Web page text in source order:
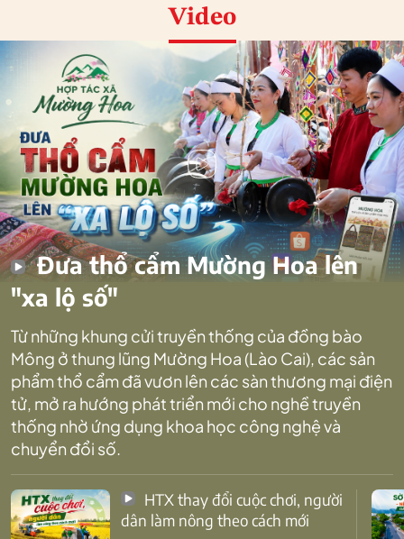
Video
Đưa thổ cẩm Mường Hoa lên
"xa lộ số"
Từ những khung cửi truyền thống của đồng bào
Mông ở thung lũng Mường Hoa (Lào Cai), các sản
phẩm thổ cẩm đã vươn lên các sàn thương mại điện
tử, mở ra hướng phát triển mới cho nghề truyền
thống nhờ ứng dụng khoa học công nghệ và
chuyển đổi số.
dân làm nông theo cách mới